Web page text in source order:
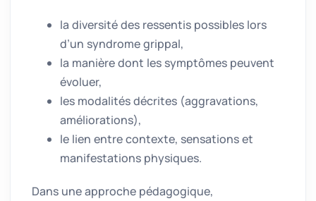
la diversité des ressentis possibles lors
d’un syndrome grippal,
la manière dont les symptômes peuvent
évoluer,
les modalités décrites (aggravations,
améliorations),
le lien entre contexte, sensations et
manifestations physiques.
Dans une approche pédagogique,